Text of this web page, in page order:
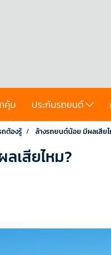
คุ้ม ประกันรถยนต์
ถต้องรู้ ล้างรถยนต์น้อย มีผลเสีย
เสียไหม?